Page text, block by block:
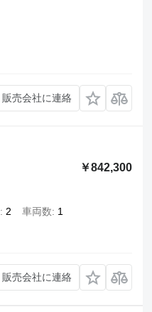
販売会社に連絡
￥842,300
2 車両数 1
販売会社に連絡